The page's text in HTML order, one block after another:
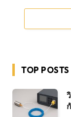
TOP POSTS